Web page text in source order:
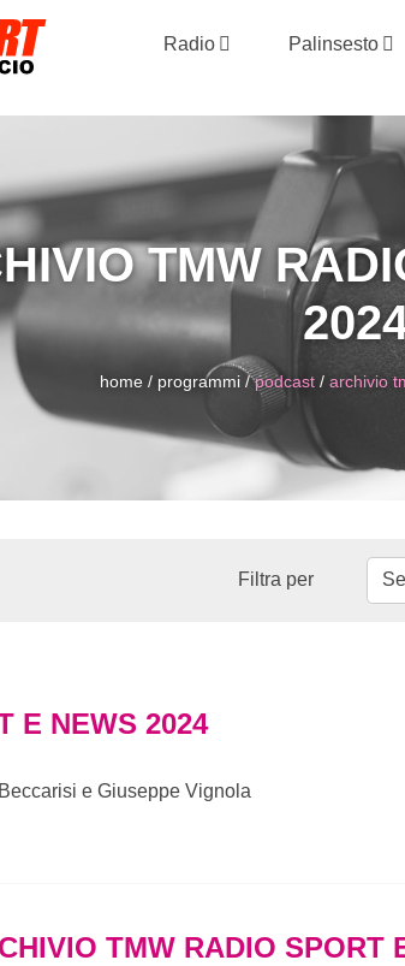
Radio Palinsesto
TMW
home / programmi/podcast/ archivio
Filtra per
E NEWS 2024
e Giuseppe Vignola
TMW RADIO SPORT